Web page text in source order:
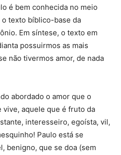
é bem conhecida no meio
texto bíblico-base da
Em síntese, o texto em
possuirmos as mais
não tivermos amor, de nada
abordado o amor que o
vive, aquele que é fruto da
interesseiro, egoísta, vil,
Paulo está se
benigno, que se doa (sem